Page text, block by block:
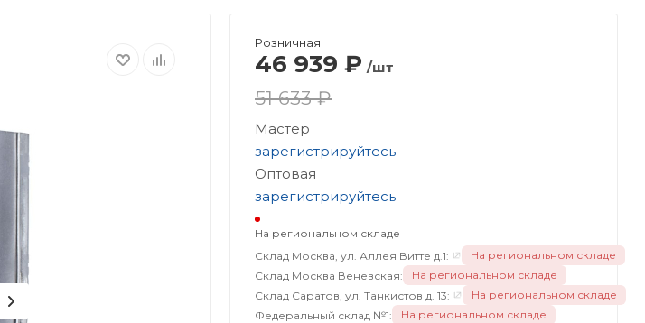
Розничная
46 939 ₽ /шт
51 633 ₽
Мастер
зарегистрируйтесь
Оптовая
зарегистрируйтесь
На региональном складе
Склад Москва, ул. Аллея Витте д.1:
На региональном складе
Склад Москва Веневская:
На региональном складе
Склад Саратов, ул. Танкистов д. 13:
На региональном складе
Федеральный склад №1:
На региональном складе